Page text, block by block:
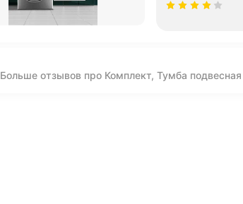
Больше отзывов про Комплект, Тумба